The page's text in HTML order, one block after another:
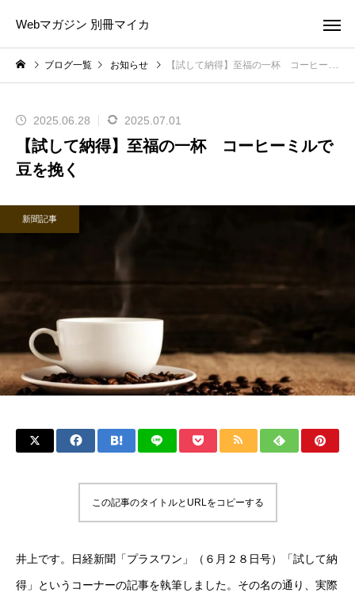
Webマガジン 別冊マイカ
ブログ一覧 お知らせ 【試して納得】至福の一杯 コーヒーミルで豆を挽く
2025.06.28 2025.07.01
【試して納得】至福の一杯 コーヒーミルで
豆を挽く
新聞記事
この記事のタイトルとURLをコピーする
井上です。日経新聞「プラスワン」（６月２８日号）「試して納
得」というコーナーの記事を執筆しました。その名の通り、実際